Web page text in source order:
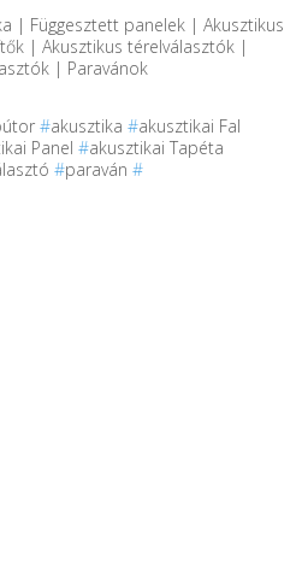
| Függesztett panelek | Akusztikus
| Akusztikus térelválasztók |
| Paravánok
#akusztika #akusztikai Fal
Panel #akusztikai Tapéta
#paraván #